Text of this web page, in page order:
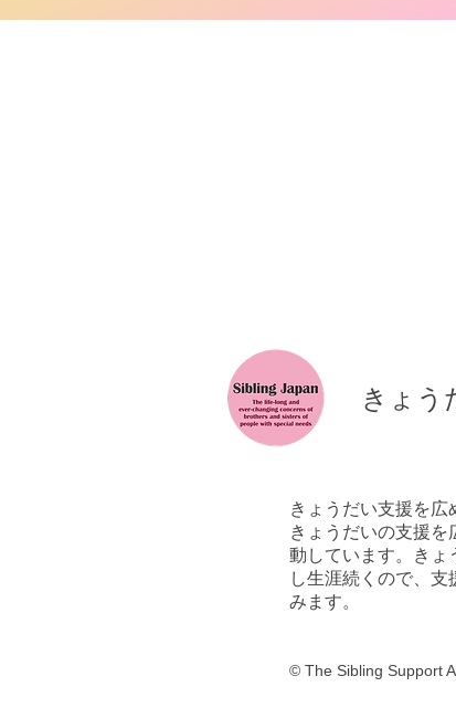
きょう
きょうだい支援を
きょうだいの支援
動しています。きょ
し生涯続くので、
みます。
© The Sibling Support